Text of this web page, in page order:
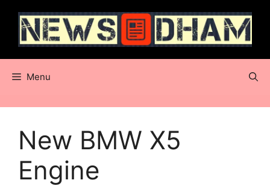
content
Menu
New BMW X5
Engine